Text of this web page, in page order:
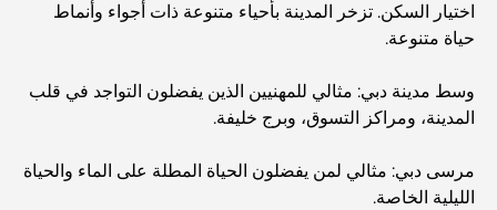
Dubai Horse Racing: Where Tradition Meets
Global Competition
المقاهي في نخلة جميرا: دليل لأفضل أماكن القهوة وأسلوب
الحياة في الجزيرة
أفضل وجبات الإفطار في دبي: اختياراتي المفضلة لعام 2026
اختيار السكن. تزخر المدينة بأحياء متنوعة ذات أجواء وأنماط
حياة متنوعة.
وسط مدينة دبي: مثالي للمهنيين الذين يفضلون التواجد في قلب
المدينة، ومراكز التسوق، وبرج خليفة.
مرسى دبي: مثالي لمن يفضلون الحياة المطلة على الماء والحياة
الليلية الخاصة.